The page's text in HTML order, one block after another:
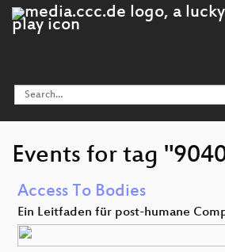
Events for tag
Access To Bodies
Ein Leitfaden für post-humane